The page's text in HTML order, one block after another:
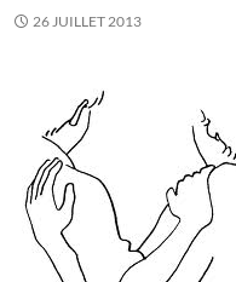
26 JUILLET 2013